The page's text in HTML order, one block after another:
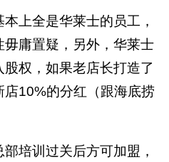
上全是华莱士的员工，
庸置疑，另外，华莱士
权，如果老店长打造了
10%的分红（跟海底捞
培训过关后方可加盟，